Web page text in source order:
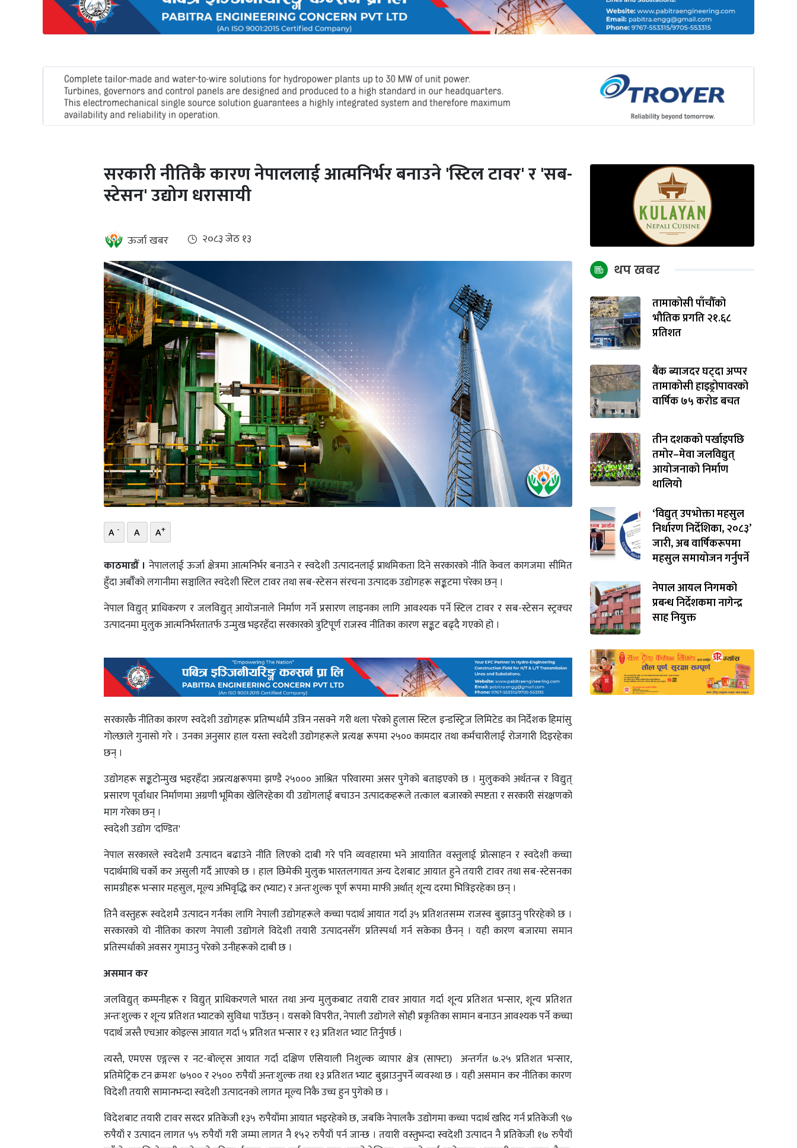
जलवायु
सरकारी नीतिकै कारण नेपाललाई आत्मनिर्भर बनाउने 'स्टिल टावर' र 'सब-
स्टेसन' उद्योग धरासायी
ऊर्जा खबर २०८३ जेठ १३
A - A A+
काठमाडौँ । नेपाललाई ऊर्जा क्षेत्रमा आत्मनिर्भर बनाउने र स्वदेशी उत्पादनलाई प्राथमिकता दिने सरकारको नीति केवल कागजमा सीमित
हुँदा अर्बौँको लगानीमा सञ्चालित स्वदेशी स्टिल टावर तथा सब-स्टेसन संरचना उत्पादक उद्योगहरू सङ्कटमा परेका छन् ।
नेपाल विद्युत् प्राधिकरण र जलविद्युत् आयोजनाले निर्माण गर्ने प्रसारण लाइनका लागि आवश्यक पर्ने स्टिल टावर र सब-स्टेसन स्ट्रक्चर
उत्पादनमा मुलुक आत्मनिर्भरतातर्फ उन्मुख भइरहँदा सरकारको त्रुटिपूर्ण राजस्व नीतिका कारण सङ्कट बढ्दै गएको हो ।
सरकारकै नीतिका कारण स्वदेशी उद्योगहरू प्रतिष्पर्धामै उत्रिन नसक्ने गरी थला परेको हुलास स्टिल इन्डस्ट्रिज लिमिटेड का निर्देशक हिमांसु
गोल्छाले गुनासो गरे । उनका अनुसार हाल यस्ता स्वदेशी उद्योगहरूले प्रत्यक्ष रूपमा २५०० कामदार तथा कर्मचारीलाई रोजगारी दिइरहेका
छन् ।
उद्योगहरू सङ्कटोन्मुख भइरहँदा अप्रत्यक्षरूपमा झण्डै २५००० आश्रित परिवारमा असर पुगेको बताइएको छ । मुलुकको अर्थतन्त्र र विद्युत्
प्रसारण पूर्वाधार निर्माणमा अग्रणी भूमिका खेलिरहेका यी उद्योगलाई बचाउन उत्पादकहरूले तत्काल बजारको स्पष्टता र सरकारी संरक्षणको
माग गरेका छन् ।
स्वदेशी उद्योग 'दण्डित'
नेपाल सरकारले स्वदेशमै उत्पादन बढाउने नीति लिएको दाबी गरे पनि व्यवहारमा भने आयातित वस्तुलाई प्रोत्साहन र स्वदेशी कच्चा
पदार्थमाथि चर्को कर असुली गर्दै आएको छ । हाल छिमेकी मुलुक भारतलगायत अन्य देशबाट आयात हुने तयारी टावर तथा सब-स्टेसनका
सामग्रीहरू भन्सार महसुल, मूल्य अभिवृद्धि कर (भ्याट) र अन्तःशुल्क पूर्ण रूपमा माफी अर्थात् शून्य दरमा भित्रिइरहेका छन् ।
तिनै वस्तुहरू स्वदेशमै उत्पादन गर्नका लागि नेपाली उद्योगहरूले कच्चा पदार्थ आयात गर्दा ३५ प्रतिशतसम्म राजस्व बुझाउनु परिरहेको छ ।
सरकारको यो नीतिका कारण नेपाली उद्योगले विदेशी तयारी उत्पादनसँग प्रतिस्पर्धा गर्न सकेका छैनन् । यही कारण बजारमा समान
प्रतिस्पर्धाको अवसर गुमाउनु परेको उनीहरूको दाबी छ ।
असमान कर
जलविद्युत् कम्पनीहरू र विद्युत् प्राधिकरणले भारत तथा अन्य मुलुकबाट तयारी टावर आयात गर्दा शून्य प्रतिशत भन्सार, शून्य प्रतिशत
अन्तःशुल्क र शून्य प्रतिशत भ्याटको सुविधा पाउँछन् । यसको विपरीत, नेपाली उद्योगले सोही प्रकृतिका सामान बनाउन आवश्यक पर्ने कच्चा
पदार्थ जस्तै एचआर कोइल्स आयात गर्दा ५ प्रतिशत भन्सार र १३ प्रतिशत भ्याट तिर्नुपर्छ ।
त्यस्तै, एमएस एङ्गल्स र नट-बोल्ट्स आयात गर्दा दक्षिण एसियाली निशुल्क व्यापार क्षेत्र (साफ्टा) अन्तर्गत ७.२५ प्रतिशत भन्सार,
प्रतिमेट्रिक टन क्रमशः ७५०० र २५०० रुपैयाँ अन्तःशुल्क तथा १३ प्रतिशत भ्याट बुझाउनुपर्ने व्यवस्था छ । यही असमान कर नीतिका कारण
विदेशी तयारी सामानभन्दा स्वदेशी उत्पादनको लागत मूल्य निकै उच्च हुन पुगेको छ ।
विदेशबाट तयारी टावर सरदर प्रतिकेजी १३५ रुपैयाँमा आयात भइरहेको छ, जबकि नेपालकै उद्योगमा कच्चा पदार्थ खरिद गर्न प्रतिकेजी ९७
रुपैयाँ र उत्पादन लागत ५५ रुपैयाँ गरी जम्मा लागत नै १५२ रुपैयाँ पर्न जान्छ । तयारी वस्तुभन्दा स्वदेशी उत्पादन नै प्रतिकेजी १७ रुपैयाँ
थप खबर
तामाकोसी पाँचौँको
भौतिक प्रगति २१.६८
प्रतिशत
बैंक ब्याजदर घट्दा अप्पर
तामाकोसी हाइड्रोपावरको
वार्षिक ७५ करोड बचत
तीन दशकको पर्खाइपछि
तमोर–मेवा जलविद्युत्
आयोजनाको निर्माण
थालियो
‘विद्युत् उपभोक्ता महसुल
निर्धारण निर्देशिका, २०८३’
जारी, अब वार्षिकरूपमा
महसुल समायोजन गर्नुपर्ने
नेपाल आयल निगमको
प्रबन्ध निर्देशकमा नागेन्द्र
साह नियुक्त